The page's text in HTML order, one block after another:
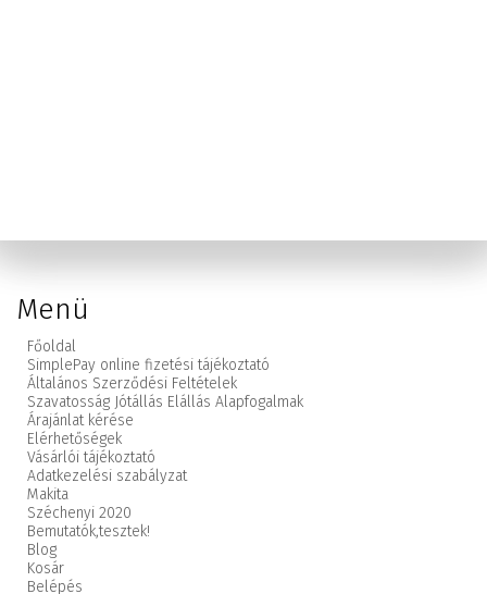
Menü
Főoldal
SimplePay online fizetési tájékoztató
Általános Szerződési Feltételek
Szavatosság Jótállás Elállás Alapfogalmak
Árajánlat kérése
Elérhetőségek
Vásárlói tájékoztató
Adatkezelési szabályzat
Makita
Széchenyi 2020
Bemutatók,tesztek!
Blog
Kosár
Belépés